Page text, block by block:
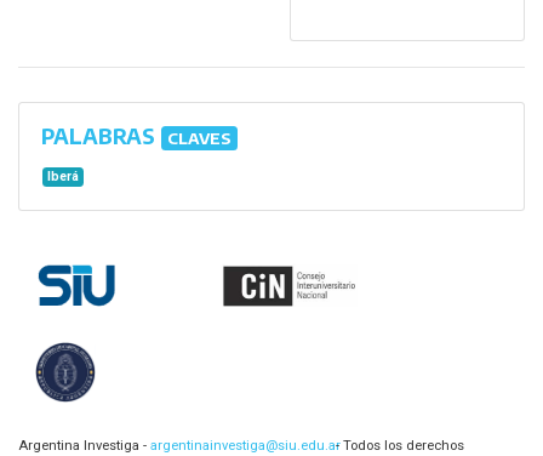
PALABRAS CLAVES
Iberá
Argentina Investiga - argentinainvestiga@siu.edu.ar- Todos los derechos